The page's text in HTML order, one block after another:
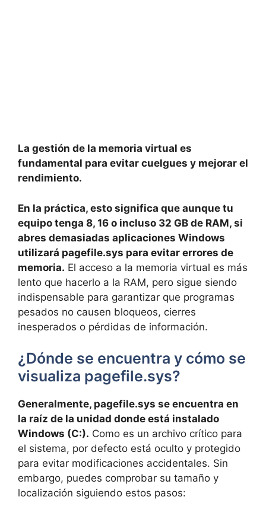
La gestión de la memoria virtual es
fundamental para evitar cuelgues y mejorar el
rendimiento.
En la práctica, esto significa que aunque tu
equipo tenga 8, 16 o incluso 32 GB de RAM, si
abres demasiadas aplicaciones Windows
utilizará pagefile.sys para evitar errores de
memoria. El acceso a la memoria virtual es más
lento que hacerlo a la RAM, pero sigue siendo
indispensable para garantizar que programas
pesados no causen bloqueos, cierres
inesperados o pérdidas de información.
¿Dónde se encuentra y cómo se
visualiza pagefile.sys?
Generalmente, pagefile.sys se encuentra en
la raíz de la unidad donde está instalado
Windows (C:). Como es un archivo crítico para
el sistema, por defecto está oculto y protegido
para evitar modificaciones accidentales. Sin
embargo, puedes comprobar su tamaño y
localización siguiendo estos pasos: